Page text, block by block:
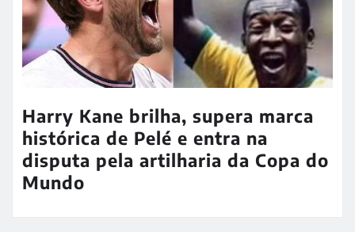
Harry Kane brilha, supera marca
histórica de Pelé e entra na
disputa pela artilharia da Copa do
Mundo